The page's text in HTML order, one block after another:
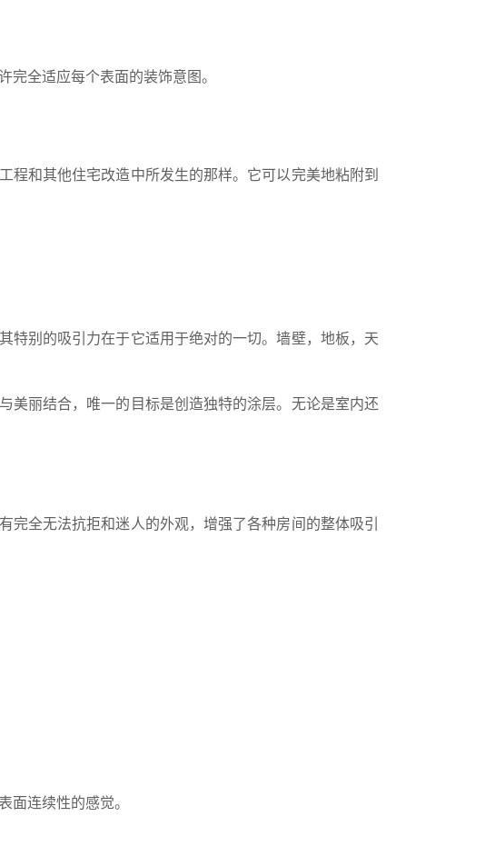
完全适应每个表面的装饰意图。
程和其他住宅改造中所发生的那样。它可以完美地粘附到
特别的吸引力在于它适用于绝对的一切。墙壁，地板，天
美丽结合，唯一的目标是创造独特的涂层。无论是室内还
全无法抗拒和迷人的外观，增强了各种房间的整体吸引
面连续性的感觉。